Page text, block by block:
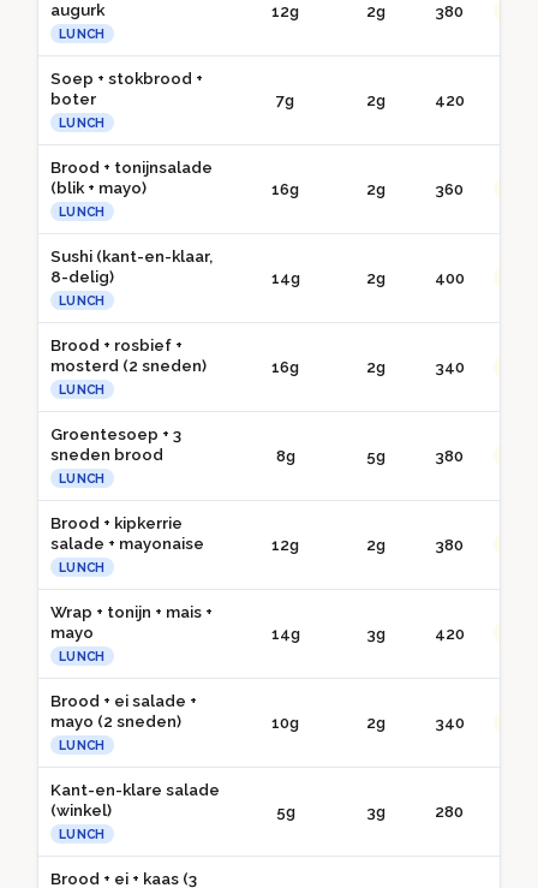
augurk
LUNCH
12g 2g 380
Soep + stokbrood +
boter
LUNCH
7g 2g 420
Brood + tonijnsalade
(blik + mayo)
LUNCH
16g 2g 360
Sushi (kant-en-klaar,
8-delig)
LUNCH
14g 2g 400
Brood + rosbief +
mosterd (2 sneden)
LUNCH
16g 2g 340
Groentesoep + 3
sneden brood
LUNCH
8g 5g 380
Brood + kipkerrie
salade + mayonaise
LUNCH
12g 2g 380
Wrap + tonijn + mais +
mayo
LUNCH
14g 3g 420
Brood + ei salade +
mayo (2 sneden)
LUNCH
10g 2g 340
Kant-en-klare salade
(winkel)
LUNCH
5g 3g 280
Brood + ei + kaas (3